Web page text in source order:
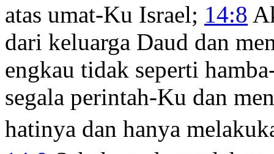
atas umat-Ku Israel; 14:8
dari keluarga Daud dan
engkau tidak seperti
segala perintah-Ku dan
hatinya dan hanya